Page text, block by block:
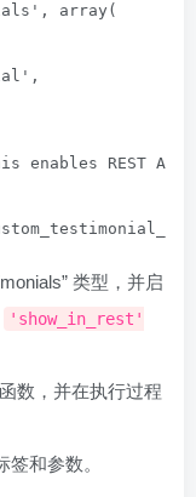
array(
REST API
类型，并启
'show_in_rest'
数，并在执行过程
和参数。